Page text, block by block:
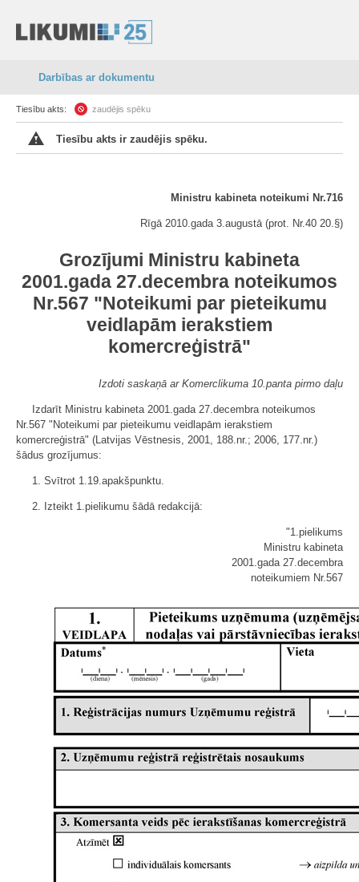
Darbības ar dokumentu
Tiesību akts: zaudējis spēku
Tiesību akts ir zaudējis spēku.
Ministru kabineta noteikumi Nr.716
Rīgā 2010.gada 3.augustā (prot. Nr.40 20.§)
Grozījumi Ministru kabineta
2001.gada 27.decembra noteikumos
Nr.567 "Noteikumi par pieteikumu
veidlapām ierakstiem
komercreģistrā"
Izdoti saskaņā ar Komerclikuma 10.panta pirmo daļu
Izdarīt Ministru kabineta 2001.gada 27.decembra noteikumos
Nr.567 "Noteikumi par pieteikumu veidlapām ierakstiem
komercreģistrā" (Latvijas Vēstnesis, 2001, 188.nr.; 2006, 177.nr.)
šādus grozījumus:
1. Svītrot 1.19.apakšpunktu.
2. Izteikt 1.pielikumu šādā redakcijā:
"1.pielikums
Ministru kabineta
2001.gada 27.decembra
noteikumiem Nr.567